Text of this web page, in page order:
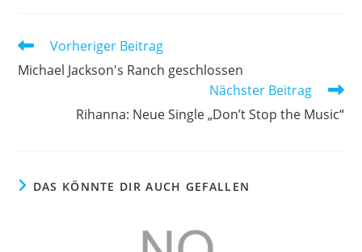
Weitere
ansehen
Vorheriger Beitrag
Michael Jackson's Ranch geschlossen
Nächster Beitrag
Rihanna: Neue Single „Don’t Stop the Music“
DAS KÖNNTE DIR AUCH GEFALLEN